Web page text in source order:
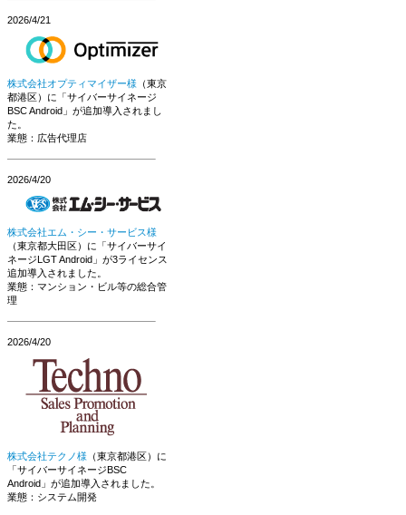
2026/4/21
株式会社オプティマイザー様 （東京
都港区）に「サイバーサイネージ
BSC Android」が追加導入されまし
た。
業態：広告代理店
2026/4/20
株式会社エム・シー・サービス様
（東京都大田区）に「サイバーサイ
ネージLGT Android」が3ライセンス
追加導入されました。
業態：マンション・ビル等の総合管
理
2026/4/20
株式会社テクノ様 （東京都港区）に
「サイバーサイネージBSC
Android」が追加導入されました。
業態：システム開発